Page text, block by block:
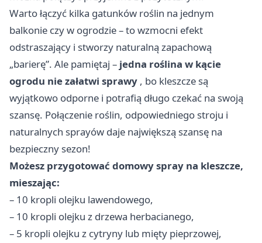
Warto łączyć kilka gatunków roślin na jednym
balkonie czy w ogrodzie – to wzmocni efekt
odstraszający i stworzy naturalną zapachową
„barierę”. Ale pamiętaj – jedna roślina w kącie
ogrodu nie załatwi sprawy , bo kleszcze są
wyjątkowo odporne i potrafią długo czekać na swoją
szansę. Połączenie roślin, odpowiedniego stroju i
naturalnych sprayów daje największą szansę na
bezpieczny sezon!
Możesz przygotować domowy spray na kleszcze,
mieszając:
– 10 kropli olejku lawendowego,
– 10 kropli olejku z drzewa herbacianego,
– 5 kropli olejku z cytryny lub mięty pieprzowej,